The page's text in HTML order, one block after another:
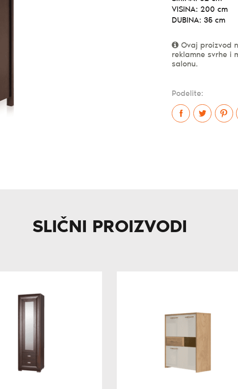
VISINA: 200 cm
DUBINA: 35 cm
Ovaj proizvod
reklamne svrhe i
salonu.
Podelite:
SLIČNI PROIZVODI